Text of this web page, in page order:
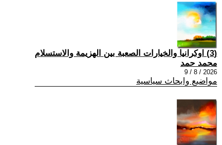
(3) اوكرانيا والخيارات الصعبة بين الهزيمة والاستسلام
محمد حمد
2026 / 8 / 9
مواضيع وابحاث سياسية